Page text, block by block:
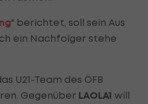
" berichtet, soll sein Aus
ein Nachfolger stehe
U21-Team des ÖFB
Gegenüber LAOLA1 will